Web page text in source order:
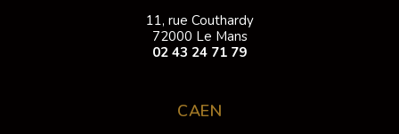
11, rue Couthardy
72000 Le Mans
02 43 24 71 79
CAEN